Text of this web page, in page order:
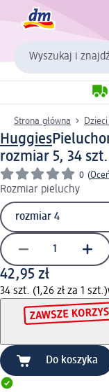
Wyszukaj i
Strona główna
Huggies
rozmiar 5, 34 szt.
0 (
Rozmiar pieluchy
42,95 zł
34 szt. (1,26 zł za 1 szt.)
Do koszyka